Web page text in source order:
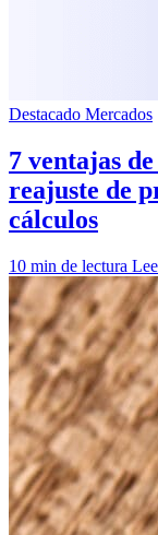
Destacado Mercados
7 ventajas
reajuste de
cálculos
10 min de lectura